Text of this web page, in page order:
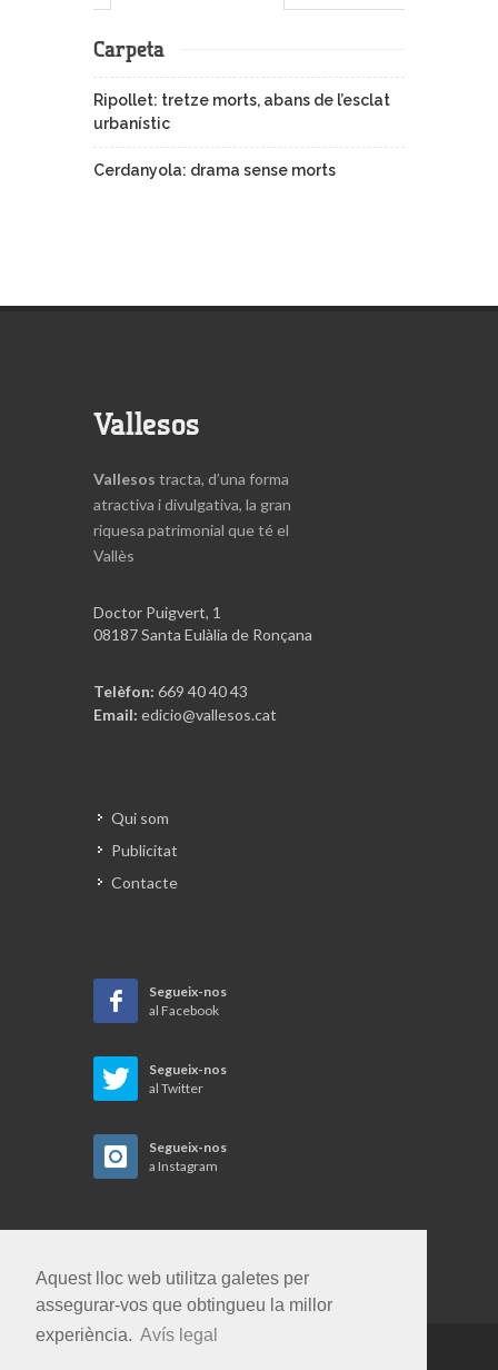
Aquest lloc web utilitza galetes per
assegurar-vos que obtingueu la millor
experiència. Avís legal
Carpeta
Ripollet: tretze morts, abans de l’esclat
urbanístic
Cerdanyola: drama sense morts
Vallesos
Vallesos tracta, d’una forma
atractiva i divulgativa, la gran
riquesa patrimonial que té el
Vallès
Doctor Puigvert, 1
08187 Santa Eulàlia de Ronçana
Telèfon: 669 40 40 43
Email: edicio@vallesos.cat
Qui som
Publicitat
Contacte
Segueix-nos
al Facebook
Segueix-nos
al Twitter
Segueix-nos
a Instagram